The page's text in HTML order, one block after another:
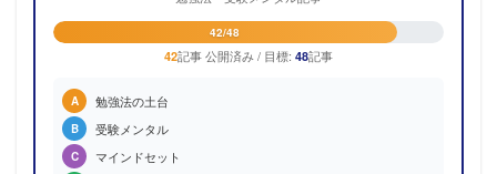
42/48
42記事 公開済み / 目標: 48記事
A 勉強法の土台
B 受験メンタル
C マインドセット